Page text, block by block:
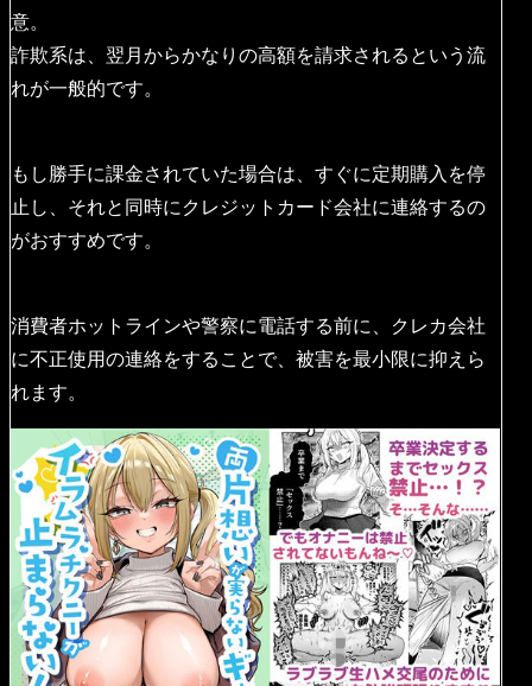
意。
詐欺系は、翌月からかなりの高額を請求されるという流
れが一般的です。
もし勝手に課金されていた場合は、すぐに定期購入を停
止し、それと同時にクレジットカード会社に連絡するの
がおすすめです。
消費者ホットラインや警察に電話する前に、クレカ会社
に不正使用の連絡をすることで、被害を最小限に抑えら
れます。